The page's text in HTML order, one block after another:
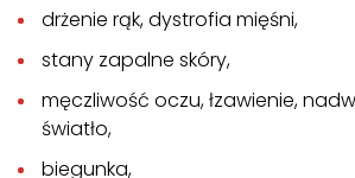
drżenie rąk, dystrofia mięśni,
stany zapalne skóry,
męczliwość oczu, łzawienie,
światło,
biegunka,